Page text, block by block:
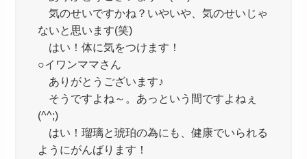
気のせいですかね？いやいや、気のせいじゃ
ないと思います(笑)
はい！体に気をつけます！
○イワンママさん
ありがとうございます♪
そうですよね～。あっという間ですよねぇ
(^^;)
はい！瑠璃と琥珀の為にも、健康でいられる
ようにがんばります！